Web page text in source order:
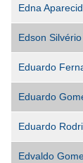
Edna
Edson
Eduardo
Eduardo
Eduardo
Edvaldo